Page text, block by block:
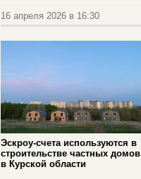
16 апреля 2026 в 16:30
Эскроу‑счета используются в
строительстве частных домов
в Курской области